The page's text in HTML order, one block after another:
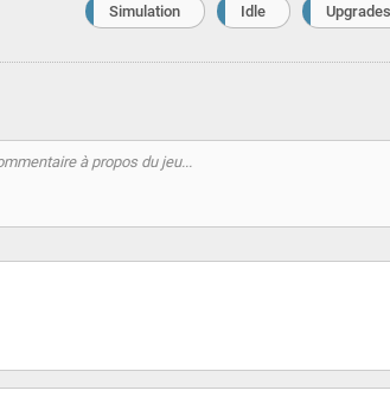
Simulation Idle Upgrades